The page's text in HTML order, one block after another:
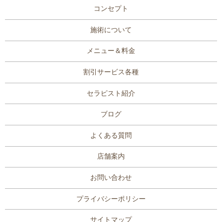
コンセプト
施術について
メニュー＆料金
割引サービス各種
セラピスト紹介
ブログ
よくある質問
店舗案内
お問い合わせ
プライバシーポリシー
サイトマップ